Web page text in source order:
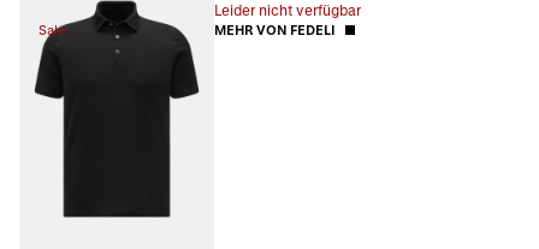
Sale
Leider nicht verfügbar
MEHR VON FEDELI